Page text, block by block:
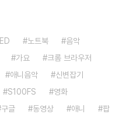
ED 노트북
음악
가요
크롬 브라우저
애니음악
신변잡기
S100FS
영화
구글 동영상 애니
팝